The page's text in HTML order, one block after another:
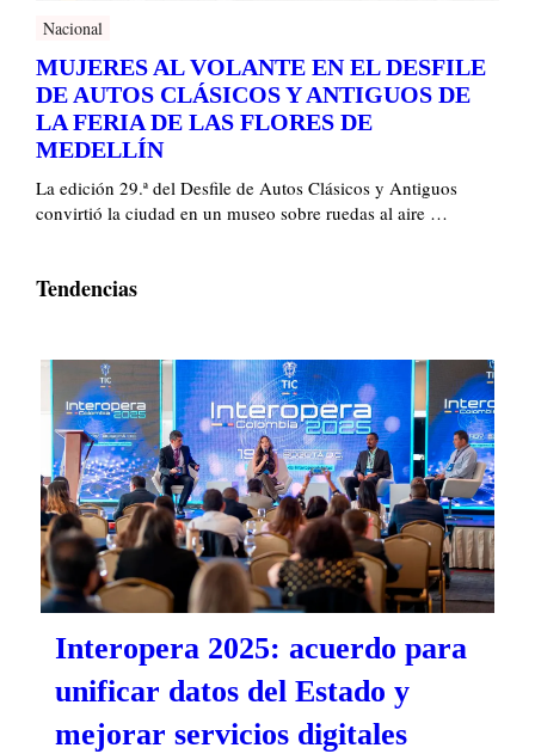
Nacional
MUJERES AL VOLANTE EN EL DESFILE
DE AUTOS CLÁSICOS Y ANTIGUOS DE
LA FERIA DE LAS FLORES DE
MEDELLÍN
La edición 29.ª del Desfile de Autos Clásicos y Antiguos
convirtió la ciudad en un museo sobre ruedas al aire …
Tendencias
Interopera 2025: acuerdo para
unificar datos del Estado y
mejorar servicios digitales